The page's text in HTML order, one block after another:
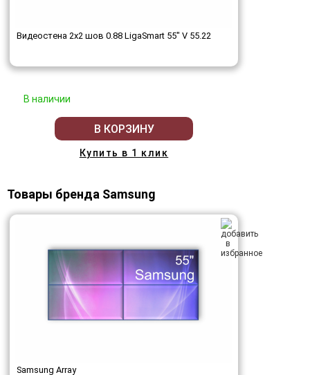
Видеостена 2x2 шов 0.88 LigaSmart 55" V 55.22
В наличии
В КОРЗИНУ
Купить в 1 клик
Товары бренда Samsung
Samsung Array